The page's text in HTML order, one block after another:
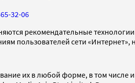
32-06
рекомендательные
пользователей сети
их в любой форме, в том